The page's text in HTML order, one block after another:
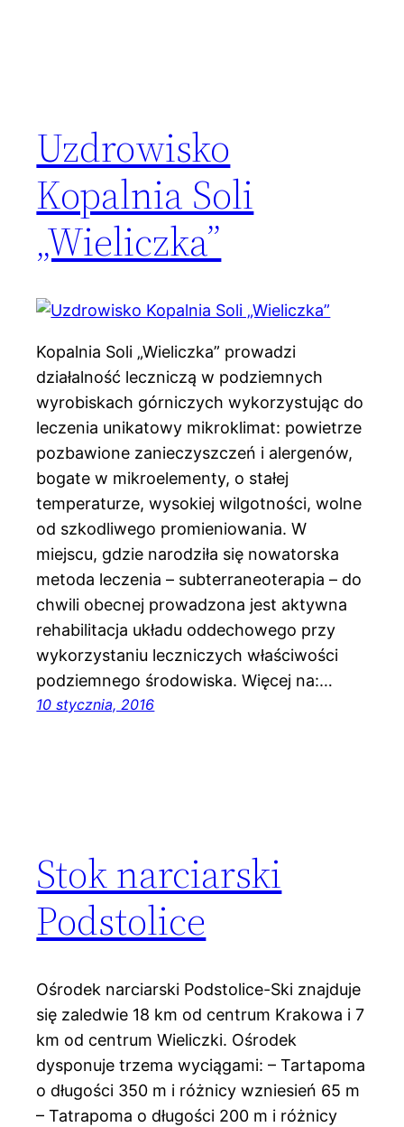
Uzdrowisko
Kopalnia Soli
„Wieliczka”
Kopalnia Soli „Wieliczka” prowadzi
działalność leczniczą w podziemnych
wyrobiskach górniczych wykorzystując do
leczenia unikatowy mikroklimat: powietrze
pozbawione zanieczyszczeń i alergenów,
bogate w mikroelementy, o stałej
temperaturze, wysokiej wilgotności, wolne
od szkodliwego promieniowania. W
miejscu, gdzie narodziła się nowatorska
metoda leczenia – subterraneoterapia – do
chwili obecnej prowadzona jest aktywna
rehabilitacja układu oddechowego przy
wykorzystaniu leczniczych właściwości
podziemnego środowiska. Więcej na:…
10 stycznia, 2016
Stok narciarski
Podstolice
Ośrodek narciarski Podstolice-Ski znajduje
się zaledwie 18 km od centrum Krakowa i 7
km od centrum Wieliczki. Ośrodek
dysponuje trzema wyciągami: – Tartapoma
o długości 350 m i różnicy wzniesień 65 m
– Tatrapoma o długości 200 m i różnicy